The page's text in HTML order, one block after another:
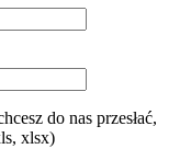
do nas przesłać,
xlsx)